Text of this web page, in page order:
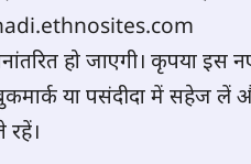
हो जाएगी। कृपया इस
या पसंदीदा में सहेज लें